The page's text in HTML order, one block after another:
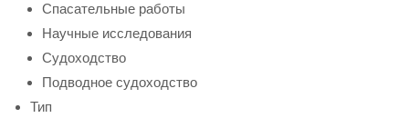
Спасательные работы
Научные исследования
Судоходство
Подводное судоходство
Тип